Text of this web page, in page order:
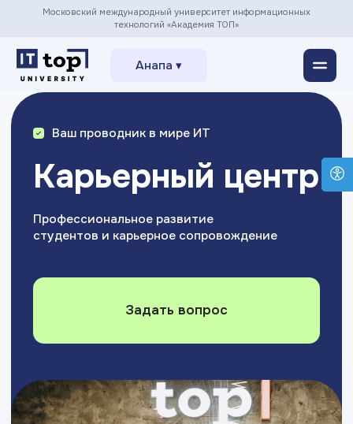
Московский международный университет информационных
технологий «Академия ТОП»
Карьерный центр
студентов и карьерное сопровождение
Ваш проводник в мире ИТ
Задать вопрос